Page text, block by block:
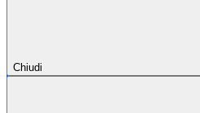
Chiudi